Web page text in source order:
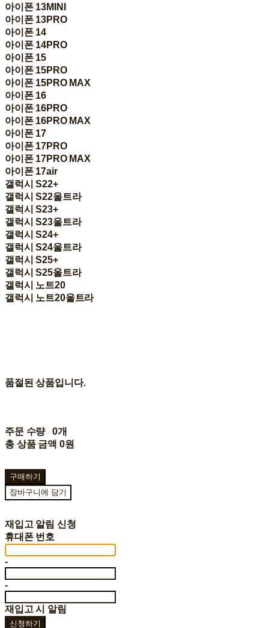
아이폰 13MINI
아이폰 13PRO
아이폰 14
아이폰 14PRO
아이폰 15
아이폰 15PRO
아이폰 15PRO MAX
아이폰 16
아이폰 16PRO
아이폰 16PRO MAX
아이폰 17
아이폰 17PRO
아이폰 17PRO MAX
아이폰 17air
갤럭시 S22+
갤럭시 S22울트라
갤럭시 S23+
갤럭시 S23울트라
갤럭시 S24+
갤럭시 S24울트라
갤럭시 S25+
갤럭시 S25울트라
갤럭시 노트20
갤럭시 노트20울트라
품절된 상품입니다.
주문 수량
0개
총 상품 금액 0원
구매하기
장바구니에 담기
재입고 알림 신청
휴대폰 번호
-
-
재입고 시 알림
신청하기